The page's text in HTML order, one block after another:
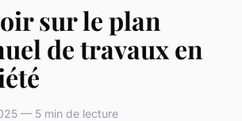
sur le plan
de travaux en
— 5 min de lecture